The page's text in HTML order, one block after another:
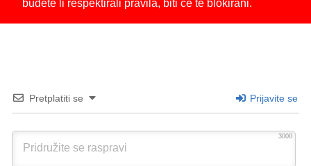
budete li respektirali pravila, biti će te blokirani.
Pretplatiti se Prijavite se
3000